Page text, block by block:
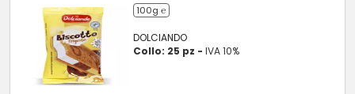
100g ℮
DOLCIANDO
Collo: 25 pz -IVA 10%